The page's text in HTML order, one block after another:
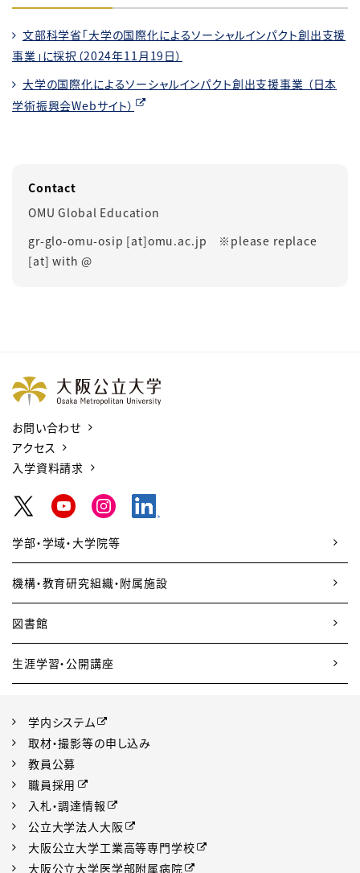
文部科学省「大学の国際化によるソーシャルインパクト創出支援
事業」に採択（2024年11月19日）
大学の国際化によるソーシャルインパクト創出支援事業 （日本
学術振興会Webサイト）
Contact
OMU Global Education
gr-glo-omu-osip [at]omu.ac.jp ※please replace
[at] with @
お問い合わせ
アクセス
入学資料請求
学部・学域・大学院等
機構・教育研究組織・附属施設
図書館
生涯学習・公開講座
学内システム
取材・撮影等の申し込み
教員公募
職員採用
入札・調達情報
公立大学法人大阪
大阪公立大学工業高等専門学校
大阪公立大学医学部附属病院